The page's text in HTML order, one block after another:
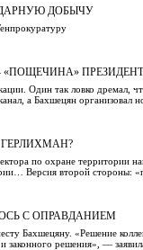
ДОБЫЧУ
Один так ловко дремал,
а Бахшецян организовал
по охране
Версия второй стороны:
С ОПРАВДАНИЕМ
Бахшецяну. «Решение
законного решения», —